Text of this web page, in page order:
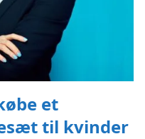
et
til kvinder